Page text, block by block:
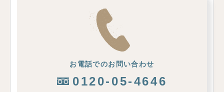
お電話でのお問い合わせ
0120-05-4646